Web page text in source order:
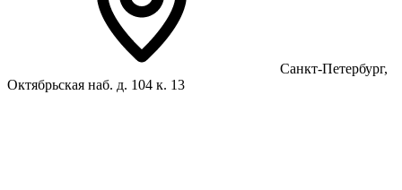
Санкт-Петербург,
Октябрьская наб. д. 104 к. 13